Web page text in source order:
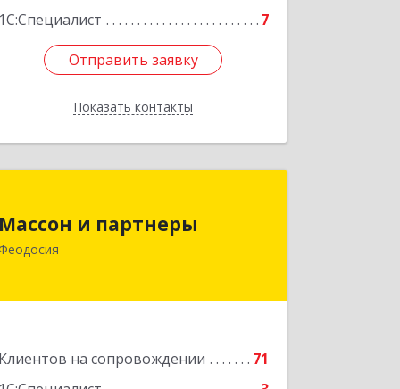
1С:Специалист
7
Отправить заявку
Показать контакты
Отправить заявку
Назад
Массон и партнеры
Клиентов на сопровождении
71
298112, Крым Респ, Феодосия г,
Подробнее